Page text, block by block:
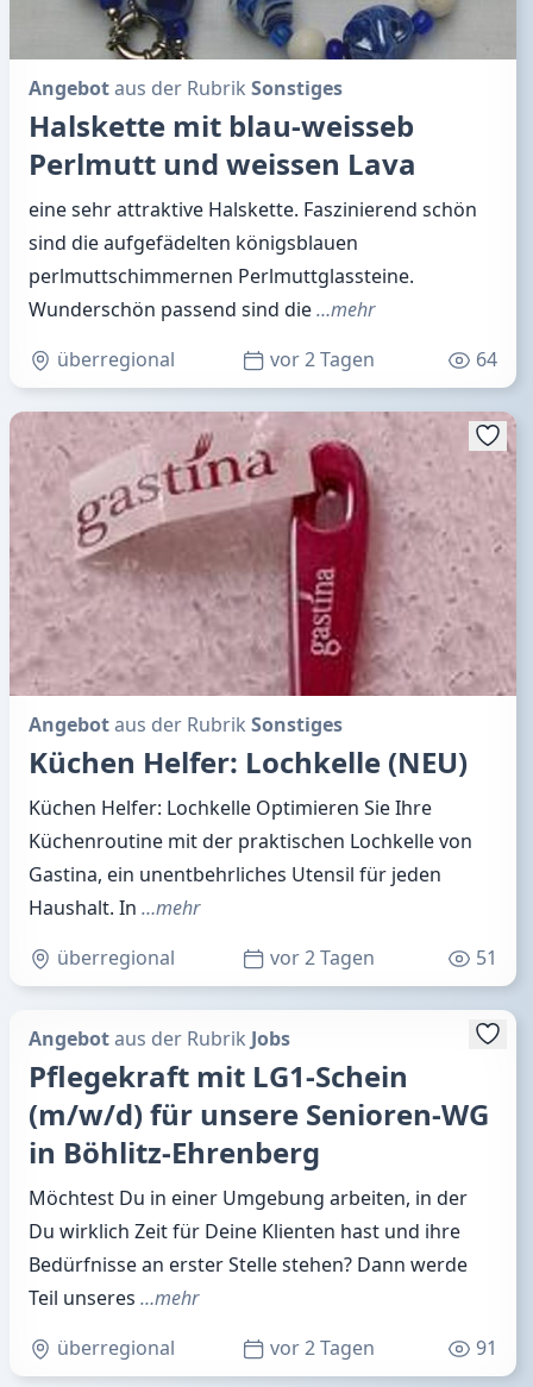
Angebotaus der Rubrik Sonstiges
Halskette mit blau-weisseb
Perlmutt und weissen Lava
eine sehr attraktive Halskette. Faszinierend schön
sind die aufgefädelten königsblauen
perlmuttschimmernen Perlmuttglassteine.
Wunderschön passend sind die…mehr
überregional
vor 2 Tagen 64
Angebotaus der Rubrik Sonstiges
Küchen Helfer: Lochkelle (NEU)
Küchen Helfer: Lochkelle Optimieren Sie Ihre
Küchenroutine mit der praktischen Lochkelle von
Gastina, ein unentbehrliches Utensil für jeden
Haushalt. In …mehr
überregional
vor 2 Tagen 51
Angebotaus der Rubrik Jobs
Pflegekraft mit LG1-Schein
(m/w/d) für unsere Senioren-WG
in Böhlitz-Ehrenberg
Möchtest Du in einer Umgebung arbeiten, in der
Du wirklich Zeit für Deine Klienten hast und ihre
Bedürfnisse an erster Stelle stehen? Dann werde
Teil unseres …mehr
überregional
vor 2 Tagen 91